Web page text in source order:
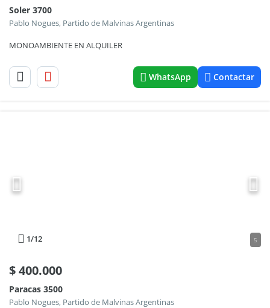
Soler 3700
Pablo Nogues, Partido de Malvinas Argentinas
MONOAMBIENTE EN ALQUILER
WhatsApp Contactar
1/12 5
$400.000
Paracas 3500
Pablo Nogues, Partido de Malvinas Argentinas